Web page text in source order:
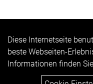
Diese Internetseite
beste Webseiten-
Informationen finden